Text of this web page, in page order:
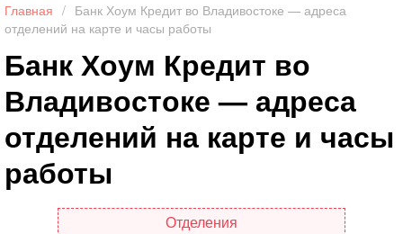
Главная / Банк Хоум Кредит во Владивостоке — адреса
отделений на карте и часы работы
Банк Хоум Кредит во
Владивостоке — адреса
отделений на карте и часы
работы
Отделения